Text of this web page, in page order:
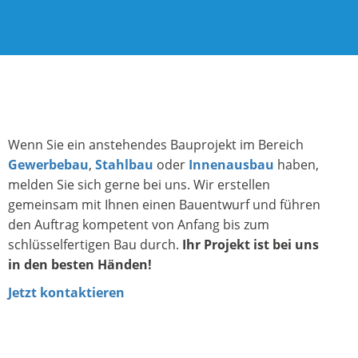
Wenn Sie ein anstehendes Bauprojekt im Bereich
Gewerbebau, Stahlbau oder Innenausbau haben,
melden Sie sich gerne bei uns. Wir erstellen
gemeinsam mit Ihnen einen Bauentwurf und führen
den Auftrag kompetent von Anfang bis zum
schlüsselfertigen Bau durch. Ihr Projekt ist bei uns
in den besten Händen!
Jetzt kontaktieren